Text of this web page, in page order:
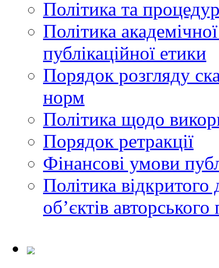
Політика та
Політика
публікаційної етики
Порядок розгляду
норм
Політика щодо
Порядок ретракції
Фінансові умови
Політика
обʼєктів авторського